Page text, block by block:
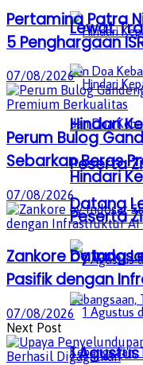
Hindari
Peserta
Datang
1
Lewat
Hindari
Peserta
Datang
Pertamina Patra
5 Penghargaan
07/08/2026
Perum Bulog
Sebarkan Beras
07/08/2026
Zankore by
Pasifik dengan
07/08/2026
Next Post